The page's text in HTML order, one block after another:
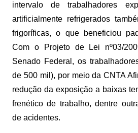
intervalo de trabalhadores
artificialmente refrigerados
frigoríficas, o que beneficiou
Com o Projeto de Lei nº03/
Senado Federal, os
de 500 mil), por meio da CNTA
redução da exposição a baixas
frenético de trabalho, dentre
de acidentes.